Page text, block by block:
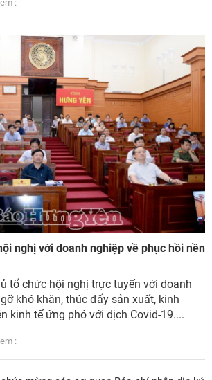
:
nghị với doanh nghiệp về phục hồi nền
tổ chức hội nghị trực tuyến với doanh
khó khăn, thúc đẩy sản xuất, kinh
kinh tế ứng phó với dịch Covid-19....
: